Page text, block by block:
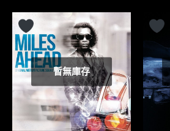
暫無庫存